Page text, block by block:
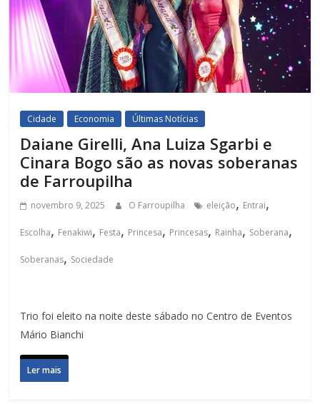
Cidade Economia Últimas Notícias
Daiane Girelli, Ana Luiza Sgarbi e
Cinara Bogo são as novas soberanas
de Farroupilha
novembro 9, 2025 O Farroupilha eleição, Entrai,
Escolha, Fenakiwi, Festa, Princesa, Princesas, Rainha, Soberana,
Soberanas, Sociedade
Trio foi eleito na noite deste sábado no Centro de Eventos
Mário Bianchi
Ler mais